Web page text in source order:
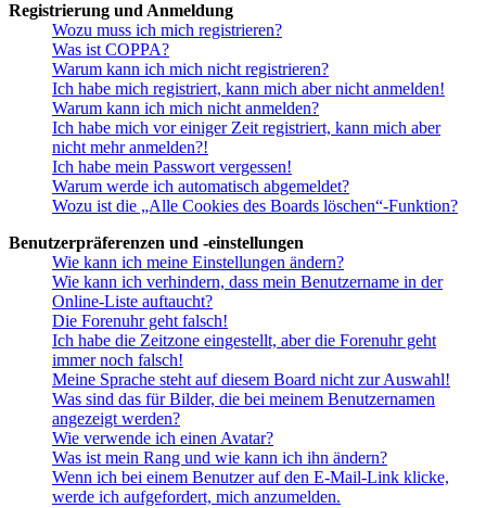
Registrierung und Anmeldung
Wozu muss ich mich registrieren?
Was ist COPPA?
Warum kann ich mich nicht registrieren?
Ich habe mich registriert, kann mich aber nicht anmelden!
Warum kann ich mich nicht anmelden?
Ich habe mich vor einiger Zeit registriert, kann mich aber
nicht mehr anmelden?!
Ich habe mein Passwort vergessen!
Warum werde ich automatisch abgemeldet?
Wozu ist die „Alle Cookies des Boards löschen“-Funktion?
Benutzerpräferenzen und -einstellungen
Wie kann ich meine Einstellungen ändern?
Wie kann ich verhindern, dass mein Benutzername in der
Online-Liste auftaucht?
Die Forenuhr geht falsch!
Ich habe die Zeitzone eingestellt, aber die Forenuhr geht
immer noch falsch!
Meine Sprache steht auf diesem Board nicht zur Auswahl!
Was sind das für Bilder, die bei meinem Benutzernamen
angezeigt werden?
Wie verwende ich einen Avatar?
Was ist mein Rang und wie kann ich ihn ändern?
Wenn ich bei einem Benutzer auf den E-Mail-Link klicke,
werde ich aufgefordert, mich anzumelden.